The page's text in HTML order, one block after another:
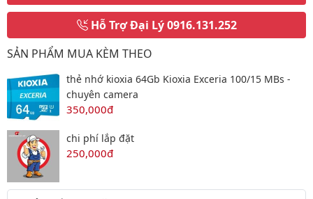
Hỗ Trợ Đại Lý0916.131.252
SẢN PHẨM MUA KÈM THEO
thẻ nhớ kioxia 64Gb Kioxia Exceria 100/15 MBs -
chuyên camera
350,000đ
chi phí lắp đặt
250,000đ